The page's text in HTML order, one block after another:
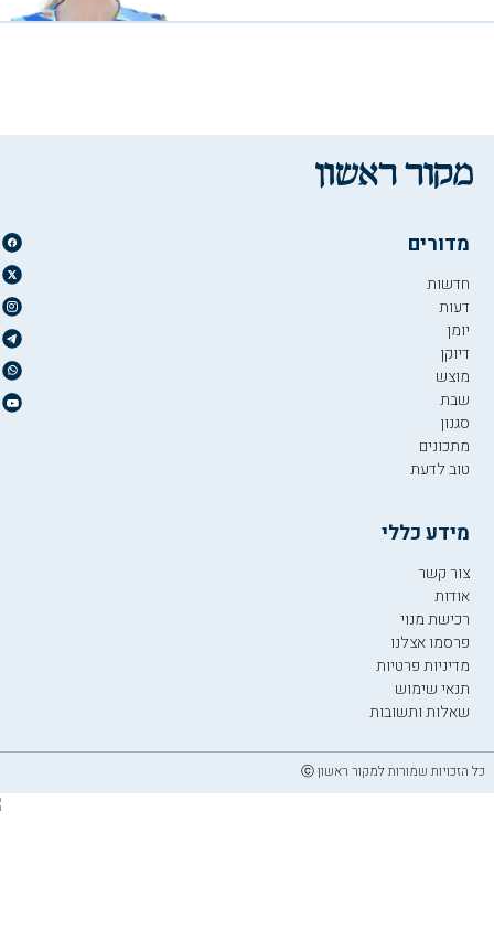
מדורים
חדשות
דעות
יומן
דיוקן
מוצש
שבת
סגנון
מתכונים
טוב לדעת
מידע כללי
צור קשר
אודות
רכישת מנוי
פרסמו אצלנו
מדיניות פרטיות
תנאי שימוש
שאלות ותשובות
כל הזכויות שמורות למקור ראשון ⓒ